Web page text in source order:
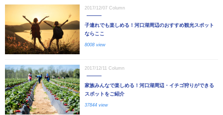
2017/12/07 Column
子連れでも楽しめる！河口湖周辺のおすすめ観光スポット
ならここ
8008 view
2017/12/11 Column
家族みんなで楽しめる！河口湖周辺・イチゴ狩りができる
スポットをご紹介
37844 view